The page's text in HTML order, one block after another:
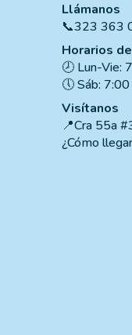
Llámanos
📞323 363
Horarios
🕗 Lun-Vie:
🕔 Sáb:
Visítanos
📍Cra 55a
¿Cómo